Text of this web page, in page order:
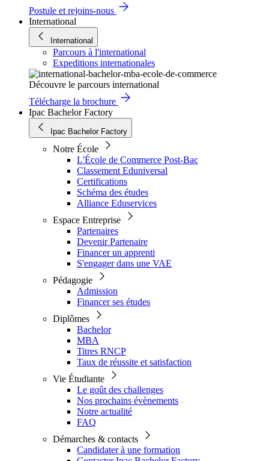
Postule et rejoins-nous
International
International
Parcours à l'international
Expeditions internationales
Découvre le parcours international
Télécharge la brochure
Ipac Bachelor Factory
Ipac Bachelor Factory
Notre École
L'École de Commerce Post-Bac
Classement Eduniversal
Certifications
Schéma des études
Alliance Eduservices
Espace Entreprise
Partenaires
Devenir Partenaire
Financer un apprenti
S'engager dans une VAE
Pédagogie
Admission
Financer ses études
Diplômes
Bachelor
MBA
Titres RNCP
Taux de réussite et satisfaction
Vie Étudiante
Le goût des challenges
Nos prochains évènements
Notre actualité
FAQ
Démarches & contacts
Candidater à une formation